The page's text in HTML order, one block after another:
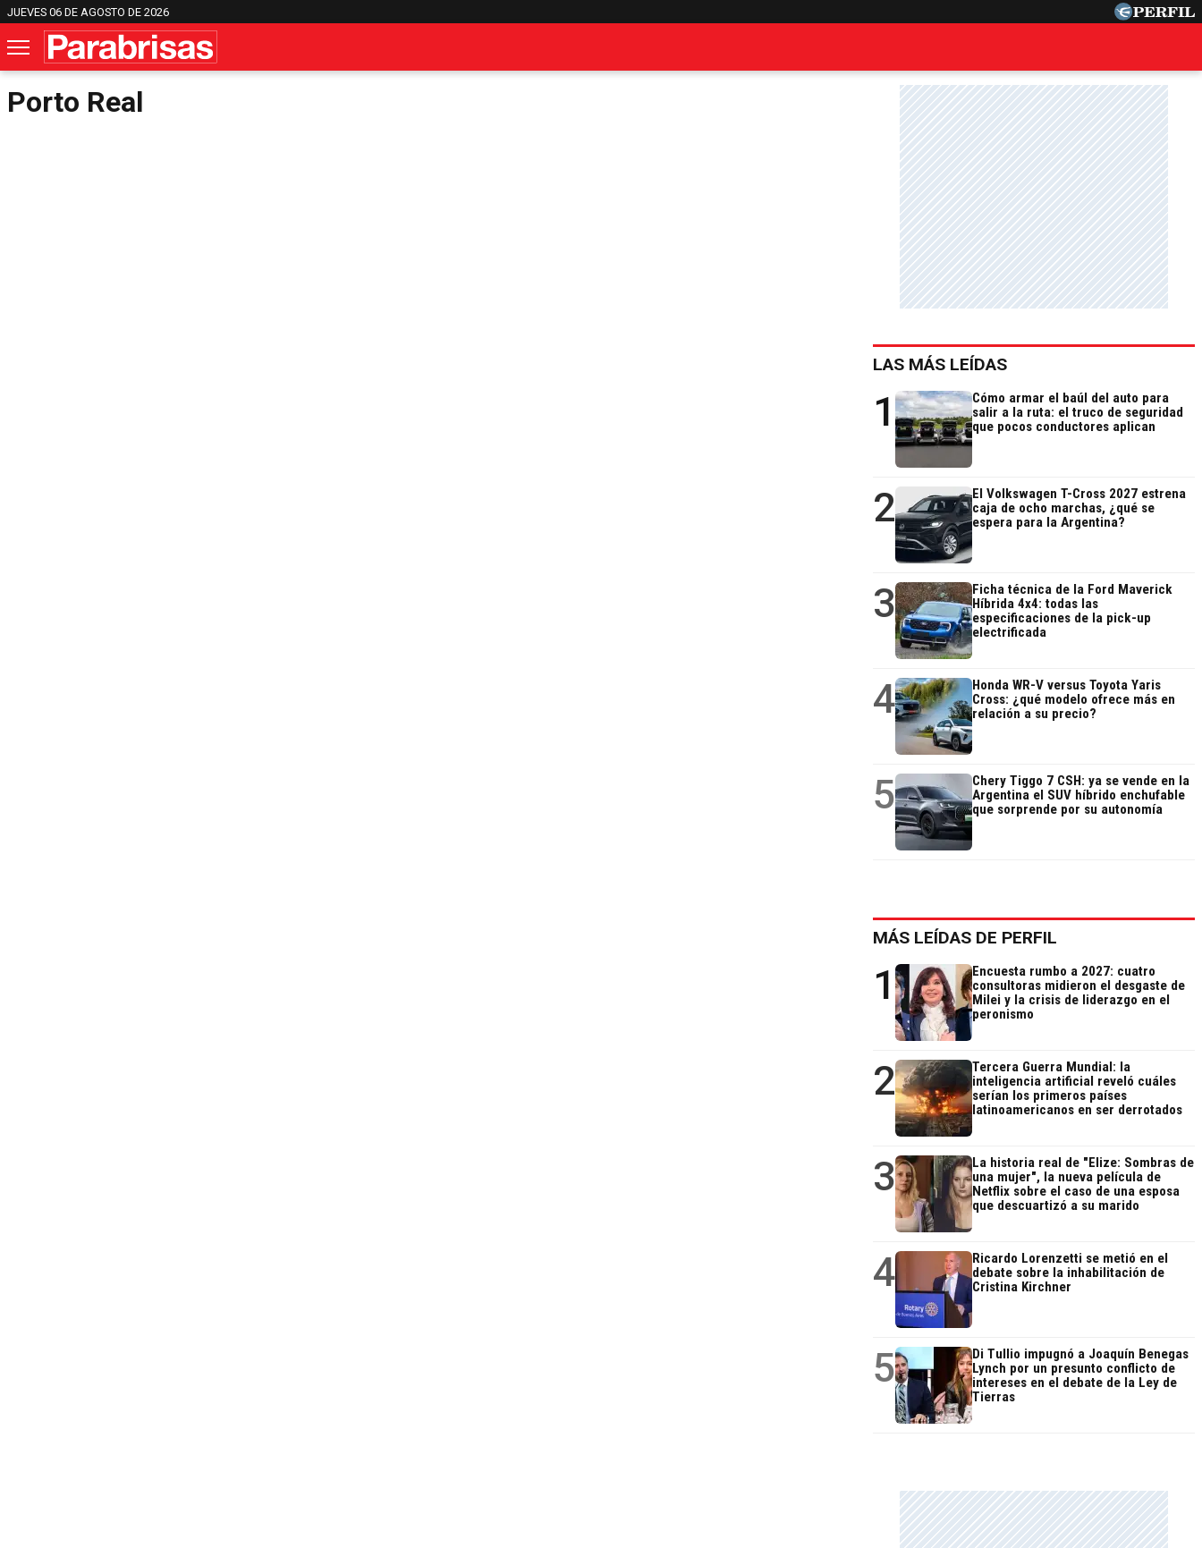
JUEVES 06 DE AGOSTO DE 2026
Porto Real
LAS MÁS LEÍDAS
1
Cómo armar el baúl del auto para
salir a la ruta: el truco de seguridad
que pocos conductores aplican
2
El Volkswagen T-Cross 2027 estrena
caja de ocho marchas, ¿qué se
espera para la Argentina?
3
Ficha técnica de la Ford Maverick
Híbrida 4x4: todas las
especificaciones de la pick-up
electrificada
4
Honda WR-V versus Toyota Yaris
Cross: ¿qué modelo ofrece más en
relación a su precio?
5
Chery Tiggo 7 CSH: ya se vende en la
Argentina el SUV híbrido enchufable
que sorprende por su autonomía
MÁS LEÍDAS DE PERFIL
1
Encuesta rumbo a 2027: cuatro
consultoras midieron el desgaste de
Milei y la crisis de liderazgo en el
peronismo
2
Tercera Guerra Mundial: la
inteligencia artificial reveló cuáles
serían los primeros países
latinoamericanos en ser derrotados
3
La historia real de "Elize: Sombras de
una mujer", la nueva película de
Netflix sobre el caso de una esposa
que descuartizó a su marido
4
Ricardo Lorenzetti se metió en el
debate sobre la inhabilitación de
Cristina Kirchner
5
Di Tullio impugnó a Joaquín Benegas
Lynch por un presunto conflicto de
intereses en el debate de la Ley de
Tierras